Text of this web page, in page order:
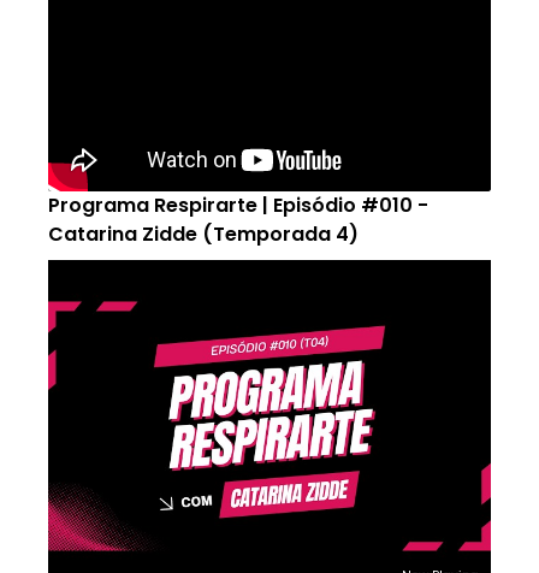
Programa Respirarte | Episódio #010 -
Catarina Zidde (Temporada 4)